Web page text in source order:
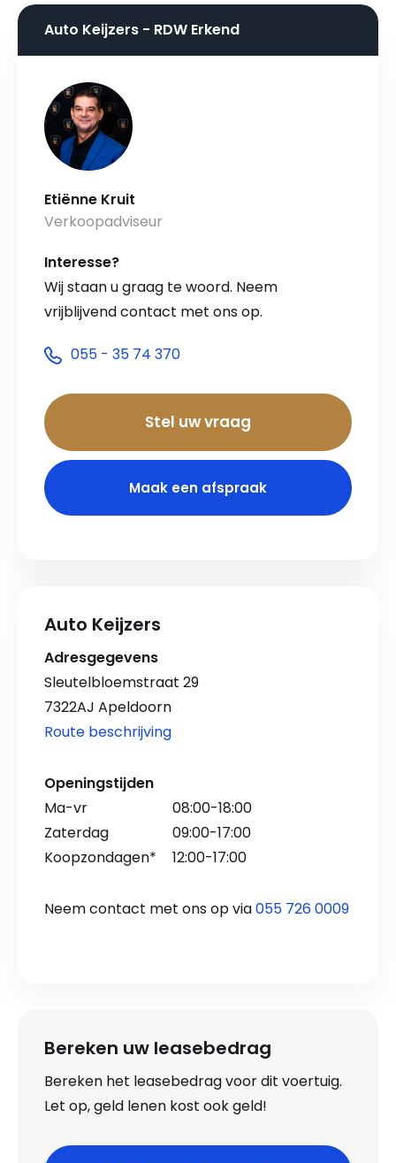
Auto Keijzers - RDW Erkend
Etiënne Kruit
Verkoopadviseur
Interesse?
Wij staan u graag te woord. Neem
vrijblijvend contact met ons op.
055 - 35 74 370
Stel uw vraag
Maak een afspraak
Auto Keijzers
Adresgegevens
Sleutelbloemstraat 29
7322AJ Apeldoorn
Route beschrijving
Openingstijden
Ma-vr
08:00-18:00
Zaterdag
09:00-17:00
Koopzondagen*
12:00-17:00
Neem contact met ons op via055 726 0009
Bereken uw leasebedrag
Bereken het leasebedrag voor dit voertuig.
Let op, geld lenen kost ook geld!